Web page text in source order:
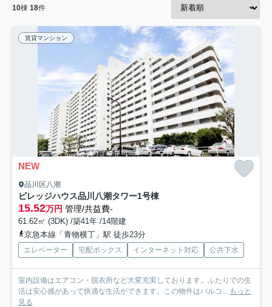
10棟 18件
賃貸マンション
NEW
品川区八潮
ビレッジハウス品川八潮タワー1号棟
15.52万円 管理/共益費-
61.62㎡ (3DK) /築41年 /14階建
京急本線「青物横丁」駅 徒歩23分
エレベーター 宅配ボックス インターネット対応 公共下水
室内設備はエアコン・脱衣所など大変充実しております。ふたりでの生
活は安心感があって快適な生活ができます。この物件はバルコ...
もっと
見る